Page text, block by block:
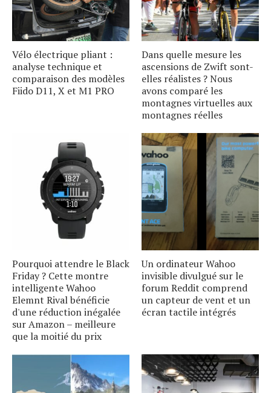
Vélo électrique pliant :
analyse technique et
comparaison des modèles
Fiido D11, X et M1 PRO
Dans quelle mesure les
ascensions de Zwift sont-
elles réalistes ? Nous
avons comparé les
montagnes virtuelles aux
montagnes réelles
Pourquoi attendre le Black
Friday ? Cette montre
intelligente Wahoo
Elemnt Rival bénéficie
d'une réduction inégalée
sur Amazon – meilleure
que la moitié du prix
Un ordinateur Wahoo
invisible divulgué sur le
forum Reddit comprend
un capteur de vent et un
écran tactile intégrés